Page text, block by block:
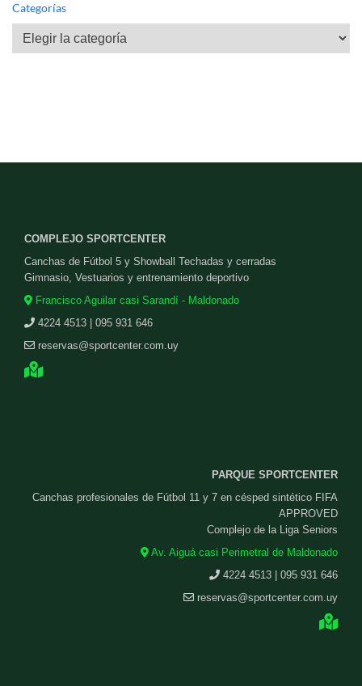
Categorías
Categorías
COMPLEJO SPORTCENTER
Canchas de Fútbol 5 y Showball Techadas y cerradas
Gimnasio, Vestuarios y entrenamiento deportivo
Francisco Aguilar casi Sarandí - Maldonado
4224 4513 | 095 931 646
reservas@sportcenter.com.uy
PARQUE SPORTCENTER
Canchas profesionales de Fútbol 11 y 7 en césped sintético FIFA
APPROVED
Complejo de la Liga Seniors
Av. Aiguá casi Perimetral de Maldonado
4224 4513 | 095 931 646
reservas@sportcenter.com.uy